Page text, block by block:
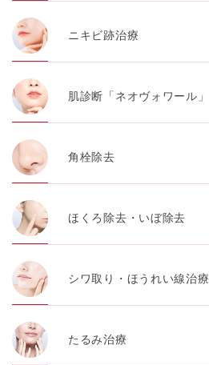
ニキビ跡治療
肌診断「ネオヴォワール」
角栓除去
ほくろ除去・いぼ除去
シワ取り・ほうれい線治療
たるみ治療